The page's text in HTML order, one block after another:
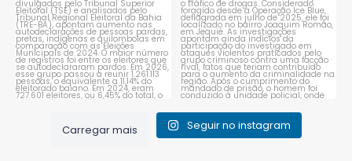
Carregar mais Seguir no instagram